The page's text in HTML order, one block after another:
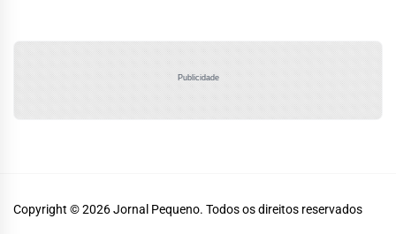
Publicidade
Copyright © 2026Jornal Pequeno. Todos os direitos reservados